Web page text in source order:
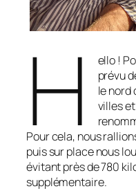
H
ello !
prévu
le nord
villes
Pour cela, nous
puis sur place nous
évitant près de 780
supplémentaire.